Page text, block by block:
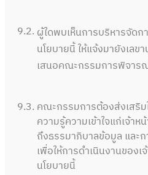
9.2. ผู้ใดพบเห็นการบริหารจัดก
นโยบายนี้ ให้แจ้งมายังเล
เสนอคณะกรรมการพิจาร
9.3. คณะกรรมการต้องส่งเสริ
ความรู้ความเข้าใจแก่เจ้า
ถึงธรรมาภิบาลข้อมูล และ
เพื่อให้การดำเนินงานของ
นโยบายนี้